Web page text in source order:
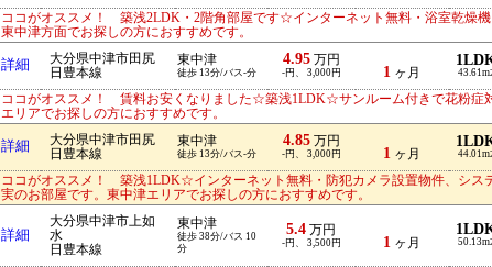
ココがオススメ！ 築浅2LDK・2階角部屋です☆インターネット無料・浴室乾燥機
東中津方面でお探しの方におすすめです。
詳細
大分県中津市田尻
日豊本線
東中津
徒歩 13分/バス-分
4.95万円
-円、 3,000円 1 ヶ月 43.61m
ココがオススメ！ 賃料お安くなりました☆築浅1LDK☆サンルーム付きで花粉症
エリアでお探しの方におすすめです。
詳細
大分県中津市田尻
日豊本線
東中津
徒歩 13分/バス-分
4.85万円
-円、 3,000円 1 ヶ月 44.01m
ココがオススメ！ 築浅1LDK☆インターネット無料・防犯カメラ設置物件、シス
実のお部屋です。東中津エリアでお探しの方におすすめです。
詳細
大分県中津市上如
水
日豊本線
東中津
徒歩 38分/バス 10
分
5.4 万円
-円、 3,500円 1 ヶ月 50.13m